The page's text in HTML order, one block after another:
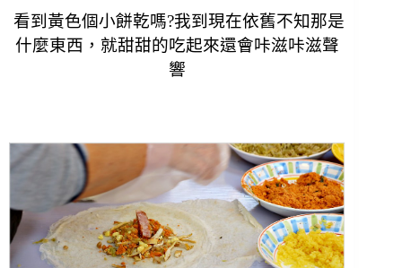
看到黃色個小餅乾嗎?我到現在依舊不知那是
什麼東西，就甜甜的吃起來還會咔滋咔滋聲
響